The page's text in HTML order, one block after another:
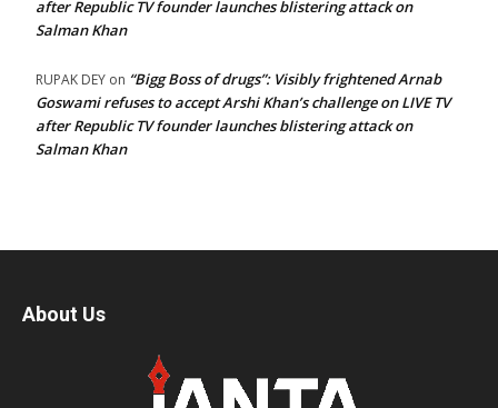
after Republic TV founder launches blistering attack on
Salman Khan
RUPAK DEY on “Bigg Boss of drugs”: Visibly frightened Arnab
Goswami refuses to accept Arshi Khan’s challenge on LIVE TV
after Republic TV founder launches blistering attack on
Salman Khan
About Us